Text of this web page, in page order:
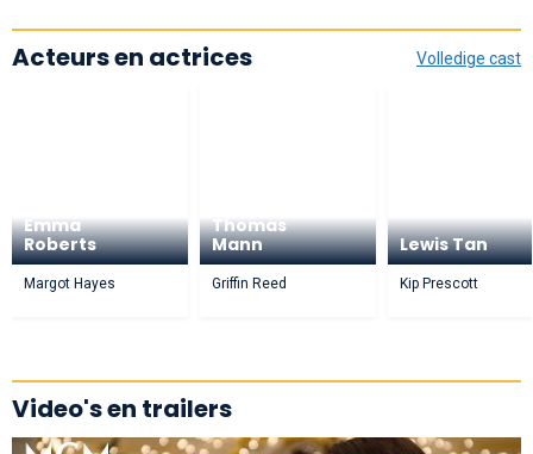
Volledige cast
Acteurs en actrices
Emma
Roberts
Margot Hayes
Thomas
Mann
Griffin Reed
Lewis Tan
Kip Prescott
Video's en trailers